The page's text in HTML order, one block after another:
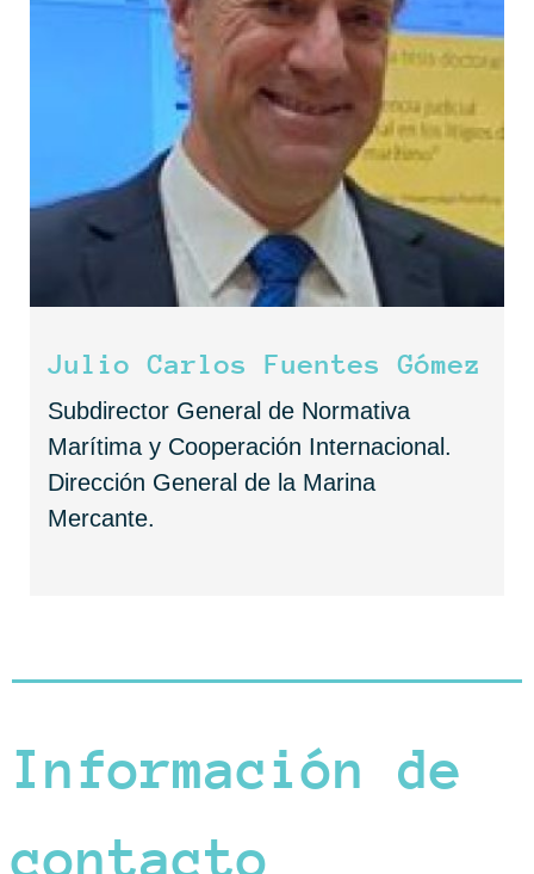
Julio Carlos Fuentes Gómez
Subdirector General de Normativa
Marítima y Cooperación Internacional.
Dirección General de la Marina
Mercante.
Información de
contacto